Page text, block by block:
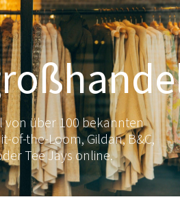
von über 100 bekannten
of-the-Loom, Gildan, B&C,
Tee Jays online.